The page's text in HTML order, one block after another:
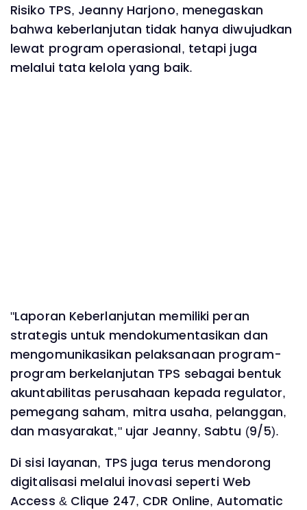
Risiko TPS, Jeanny Harjono, menegaskan
bahwa keberlanjutan tidak hanya diwujudkan
lewat program operasional, tetapi juga
melalui tata kelola yang baik.
"Laporan Keberlanjutan memiliki peran
strategis untuk mendokumentasikan dan
mengomunikasikan pelaksanaan program-
program berkelanjutan TPS sebagai bentuk
akuntabilitas perusahaan kepada regulator,
pemegang saham, mitra usaha, pelanggan,
dan masyarakat," ujar Jeanny, Sabtu (9/5).
Di sisi layanan, TPS juga terus mendorong
digitalisasi melalui inovasi seperti Web
Access & Clique 247, CDR Online, Automatic